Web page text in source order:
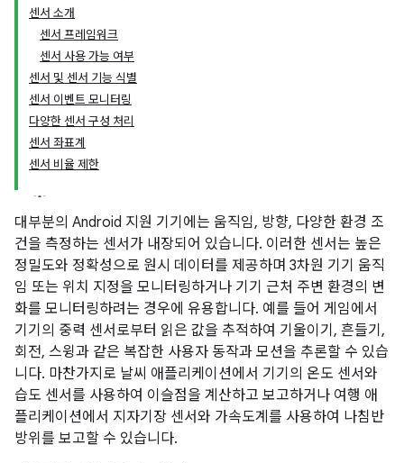
센서 소개
센서 프레임워크
센서 사용 가능 여부
센서 및 센서 기능 식별
센서 이벤트 모니터링
다양한 센서 구성 처리
센서 좌표계
센서 비율 제한
대부분의 Android 지원 기기에는 움직임, 방향, 다양한 환경 조
건을 측정하는 센서가 내장되어 있습니다. 이러한 센서는 높은
정밀도와 정확성으로 원시 데이터를 제공하며 3차원 기기 움직
임 또는 위치 지정을 모니터링하거나 기기 근처 주변 환경의 변
화를 모니터링하려는 경우에 유용합니다. 예를 들어 게임에서
기기의 중력 센서로부터 읽은 값을 추적하여 기울이기, 흔들기,
회전, 스윙과 같은 복잡한 사용자 동작과 모션을 추론할 수 있습
니다. 마찬가지로 날씨 애플리케이션에서 기기의 온도 센서와
습도 센서를 사용하여 이슬점을 계산하고 보고하거나 여행 애
플리케이션에서 지자기장 센서와 가속도계를 사용하여 나침반
방위를 보고할 수 있습니다.